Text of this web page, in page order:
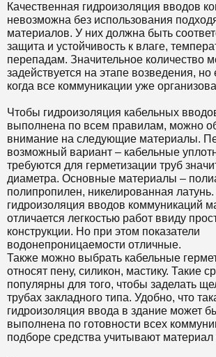
Качественная гидроизоляция вводов
невозможна без использования
материалов. У них должна быть
защита и устойчивость к влаге,
перепадам. Значительное количество
задействуется на этапе возведения, но
когда все коммуникации уже
Чтобы гидроизоляция кабельных
выполнена по всем правилам, можно
внимание на следующие материалы.
возможный вариант – кабельные
требуются для герметизации труб
диаметра. Основные материалы –
полипропилен, никелированная
гидроизоляция вводов коммуникаций
отличается легкостью работ ввиду
конструкции. Но при этом показатели
водонепроницаемости отличные.
Также можно выбрать кабельные
относят пену, силикон, мастику. Такие
популярны для того, чтобы заделать
трубах закладного типа. Удобно, что
гидроизоляция ввода в здание может
выполнена по готовности всех
подборе средства учитывают материал